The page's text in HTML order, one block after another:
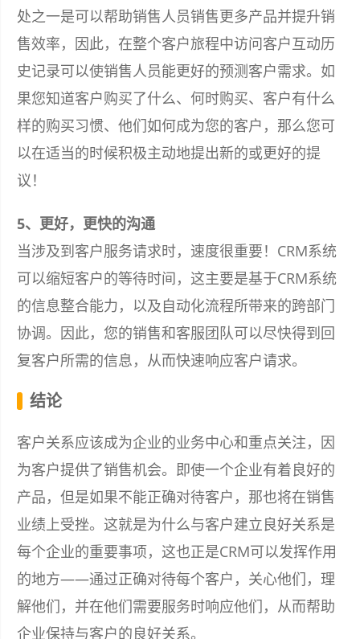
处之一是可以帮助销售人员销售更多产品并提升销
售效率，因此，在整个客户旅程中访问客户互动历
史记录可以使销售人员能更好的预测客户需求。如
果您知道客户购买了什么、何时购买、客户有什么
样的购买习惯、他们如何成为您的客户，那么您可
以在适当的时候积极主动地提出新的或更好的提
议！
5、更好，更快的沟通
当涉及到客户服务请求时，速度很重要！CRM系统
可以缩短客户的等待时间，这主要是基于CRM系统
的信息整合能力，以及自动化流程所带来的跨部门
协调。因此，您的销售和客服团队可以尽快得到回
复客户所需的信息，从而快速响应客户请求。
结论
客户关系应该成为企业的业务中心和重点关注，因
为客户提供了销售机会。即使一个企业有着良好的
产品，但是如果不能正确对待客户，那也将在销售
业绩上受挫。这就是为什么与客户建立良好关系是
每个企业的重要事项，这也正是CRM可以发挥作用
的地方——通过正确对待每个客户，关心他们，理
解他们，并在他们需要服务时响应他们，从而帮助
企业保持与客户的良好关系。